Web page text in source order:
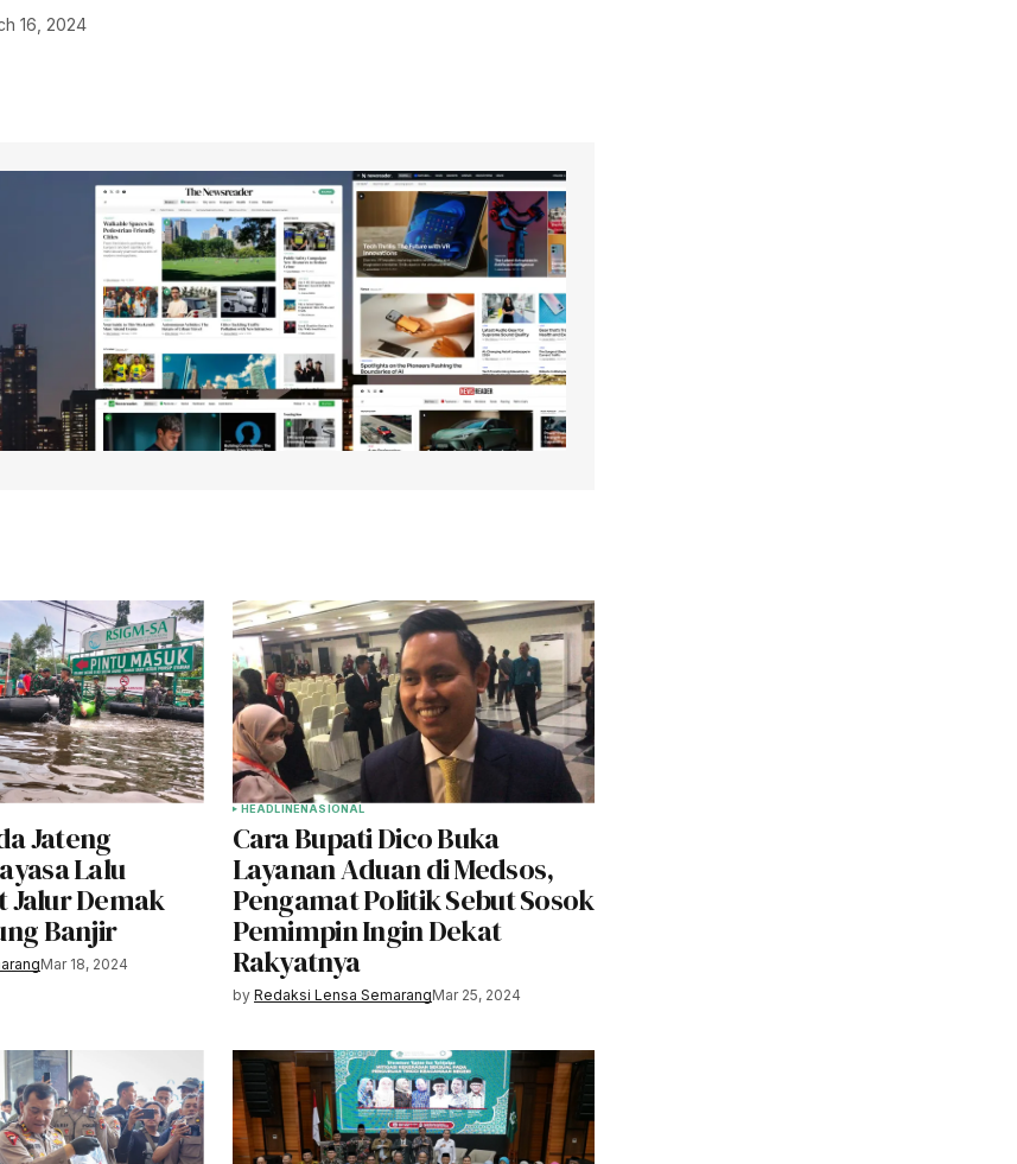
16, 2024
Jateng
Lalu
Jalur Demak
Banjir
Mar 18, 2024
HEADLINENASIONAL
Cara Bupati Dico Buka
Layanan Aduan di Medsos,
Pengamat Politik Sebut Sosok
Pemimpin Ingin Dekat
Rakyatnya
by Redaksi Lensa SemarangMar 25, 2024